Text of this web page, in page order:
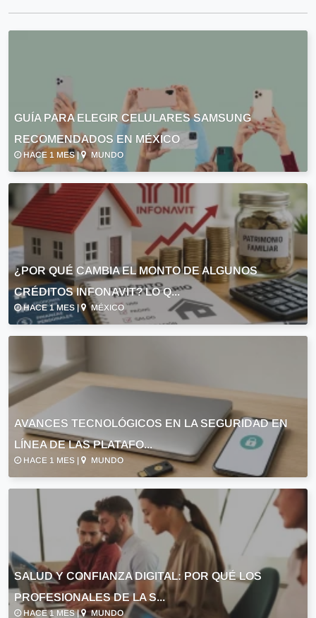
GUÍA PARA ELEGIR CELULARES SAMSUNG
RECOMENDADOS EN MÉXICO
HACE 1 MES | MUNDO
¿POR QUÉ CAMBIA EL MONTO DE ALGUNOS
CRÉDITOS INFONAVIT? LO Q...
HACE 1 MES | MÉXICO
AVANCES TECNOLÓGICOS EN LA SEGURIDAD EN
LÍNEA DE LAS PLATAFO...
HACE 1 MES | MUNDO
SALUD Y CONFIANZA DIGITAL: POR QUÉ LOS
PROFESIONALES DE LA S...
HACE 1 MES | MUNDO